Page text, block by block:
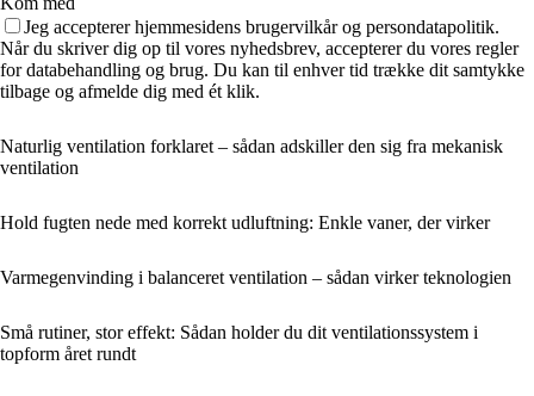
Jeg accepterer hjemmesidens brugervilkår og persondatapolitik.
Når du skriver dig op til vores nyhedsbrev, accepterer du vores regler
for databehandling og brug. Du kan til enhver tid trække dit samtykke
tilbage og afmelde dig med ét klik.
Naturlig ventilation forklaret – sådan adskiller den sig fra mekanisk
ventilation
Hold fugten nede med korrekt udluftning: Enkle vaner, der virker
Varmegenvinding i balanceret ventilation – sådan virker teknologien
Små rutiner, stor effekt: Sådan holder du dit ventilationssystem i
topform året rundt